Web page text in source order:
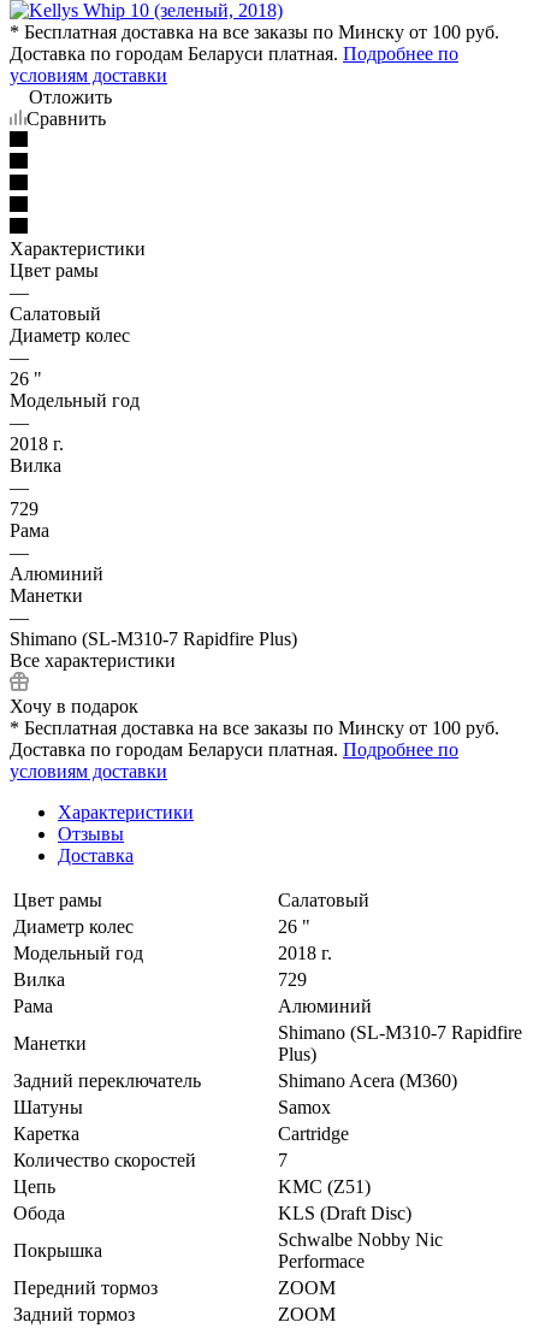
* Бесплатная доставка на все заказы по Минску от 100 руб.
Доставка по городам Беларуси платная. Подробнее по
условиям доставки
Отложить
Сравнить
Характеристики
Цвет рамы
—
Салатовый
Диаметр колес
—
26 "
Модельный год
—
2018 г.
Вилка
—
729
Рама
—
Алюминий
Манетки
—
Shimano (SL-M310-7 Rapidfire Plus)
Все характеристики
Хочу в подарок
* Бесплатная доставка на все заказы по Минску от 100 руб.
Доставка по городам Беларуси платная. Подробнее по
условиям доставки
Характеристики
Отзывы
Доставка
Цвет рамы
Салатовый
Диаметр колес
26 "
Модельный год
2018 г.
Вилка
729
Рама
Алюминий
Манетки
Shimano (SL-M310-7 Rapidfire
Plus)
Задний переключатель
Shimano Acera (M360)
Шатуны
Samox
Каретка
Cartridge
Количество скоростей
7
Цепь
KMC (Z51)
Обода
KLS (Draft Disc)
Покрышка
Schwalbe Nobby Nic
Performace
Передний тормоз
ZOOM
Задний тормоз
ZOOM